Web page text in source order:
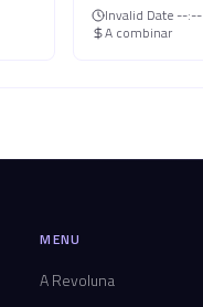
Invalid Date --:--
A combinar
MENU
A Revoluna